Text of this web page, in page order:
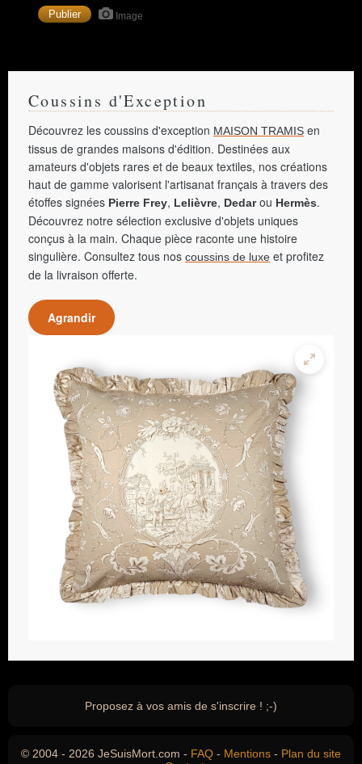
Image
Coussins d'Exception
Découvrez les coussins d'exception MAISON TRAMIS en
tissus de grandes maisons d'édition. Destinées aux
amateurs d'objets rares et de beaux textiles, nos créations
haut de gamme valorisent l'artisanat français à travers des
étoffes signées Pierre Frey, Lelièvre, Dedarou Hermès.
Découvrez notre sélection exclusive d'objets uniques
conçus à la main. Chaque pièce raconte une histoire
singulière. Consultez tous nos coussins de luxe et profitez
de la livraison offerte.
Agrandir
Proposez à vos amis de s'inscrire ! ;-)
© 2004 - 2026 JeSuisMort.com - FAQ - Mentions - Plan du site